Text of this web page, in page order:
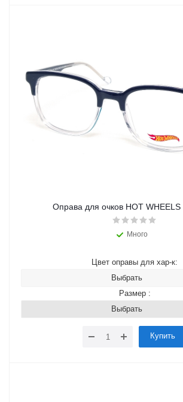
Оправа для очков HOT WHEELS
Много
Цвет оправы для хар-к:
Выбрать
Размер :
Выбрать
Купить